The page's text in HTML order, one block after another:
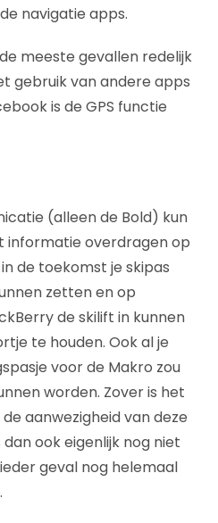
navigatie apps.
meeste gevallen redelijk
gebruik van andere apps
is de GPS functie
(alleen de Bold) kun
informatie overdragen op
de toekomst je skipas
zetten en op
de skilift in kunnen
te houden. Ook al je
voor de Makro zou
worden. Zover is het
aanwezigheid van deze
ook eigenlijk nog niet
geval nog helemaal